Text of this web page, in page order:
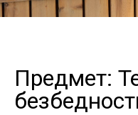
Предмет: